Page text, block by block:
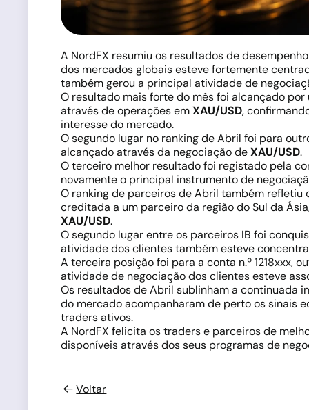
A NordFX resumiu os resultados de
dos mercados globais esteve fortemente
também gerou a principal atividade de
O resultado mais forte do mês foi alcançado
através de operações emXAU/USD,
interesse do mercado.
O segundo lugar no ranking de Abril foi para
alcançado através da negociação deXAU/USD.
O terceiro melhor resultado foi registado pela
novamente o principal instrumento de
O ranking de parceiros de Abril também refletiu
creditada a um parceiro da região do Sul da
XAU/USD.
O segundo lugar entre os parceiros IB foi
atividade dos clientes também esteve
A terceira posição foi para a conta n.º 1218xxx,
atividade de negociação dos clientes esteve
Os resultados de Abril sublinham a continuada
do mercado acompanharam de perto os sinais
traders ativos.
A NordFX felicita os traders e parceiros de
disponíveis através dos seus programas de
Voltar